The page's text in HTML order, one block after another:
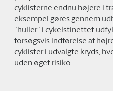
cyklisterne endnu højere i
eksempel gøres gennem
”huller” i cykelstinettet
forsøgsvis indførelse af
cyklister i udvalgte kryds,
uden øget risiko.